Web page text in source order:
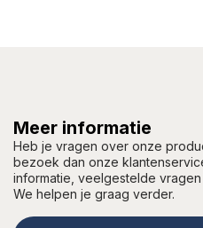
Meer informatie
Heb je vragen over onze
bezoek dan onze
informatie, veelgestelde
We helpen je graag verder.